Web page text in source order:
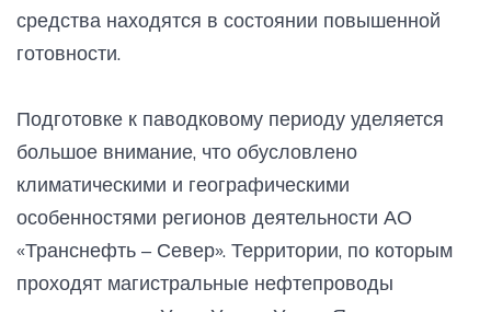
средства находятся в состоянии повышенной
готовности.
Подготовке к паводковому периоду уделяется
большое внимание, что обусловлено
климатическими и географическими
особенностями регионов деятельности АО
«Транснефть – Север». Территории, по которым
проходят магистральные нефтепроводы